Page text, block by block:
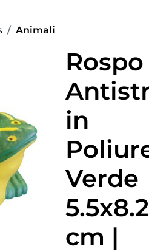
Animali
Rospo
in
Verde
cm |